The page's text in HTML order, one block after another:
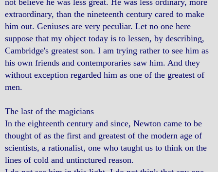
not believe he was less great. He was less ordinary, more
extraordinary, than the nineteenth century cared to make
him out. Geniuses are very peculiar. Let no one here
suppose that my object today is to lessen, by describing,
Cambridge's greatest son. I am trying rather to see him as
his own friends and contemporaries saw him. And they
without exception regarded him as one of the greatest of
men.
The last of the magicians
In the eighteenth century and since, Newton came to be
thought of as the first and greatest of the modern age of
scientists, a rationalist, one who taught us to think on the
lines of cold and untinctured reason.